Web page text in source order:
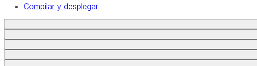
Compilar y desplegar